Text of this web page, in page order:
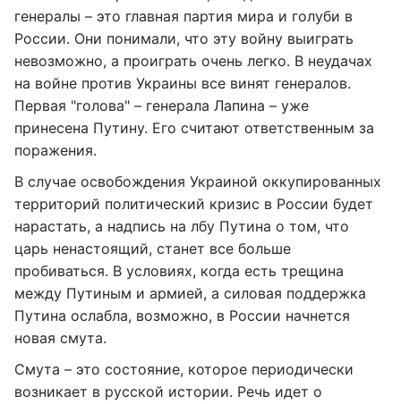
генералы – это главная партия мира и голуби в
России. Они понимали, что эту войну выиграть
невозможно, а проиграть очень легко. В неудачах
на войне против Украины все винят генералов.
Первая "голова" – генерала Лапина – уже
принесена Путину. Его считают ответственным за
поражения.
В случае освобождения Украиной оккупированных
территорий политический кризис в России будет
нарастать, а надпись на лбу Путина о том, что
царь ненастоящий, станет все больше
пробиваться. В условиях, когда есть трещина
между Путиным и армией, а силовая поддержка
Путина ослабла, возможно, в России начнется
новая смута.
Смута – это состояние, которое периодически
возникает в русской истории. Речь идет о